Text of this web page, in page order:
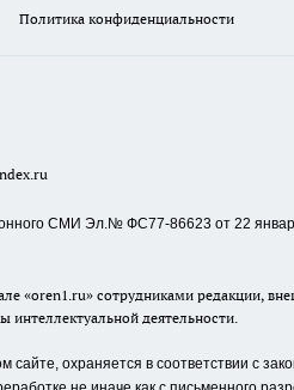
Политика конфиденциальности
СМИ Эл.№ ФС77-86623 от 22
«oren1.ru» сотрудниками редакции,
интеллектуальной деятельности.
охраняется в соответствии с